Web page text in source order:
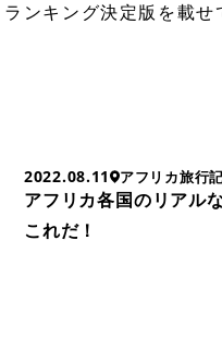
ンキング決定版を載せ
2022.08.11 アフリカ旅行
アフリカ各国のリアル
これだ！